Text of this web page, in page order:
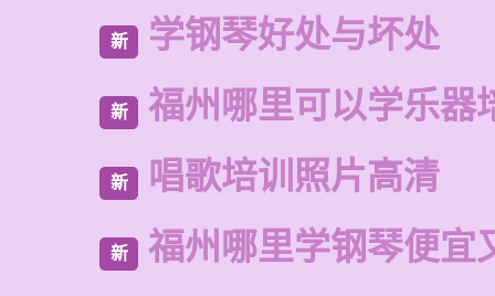
新 学钢琴好处与坏处
新 福州哪里可以学乐器
新 唱歌培训照片高清
新 福州哪里学钢琴便宜